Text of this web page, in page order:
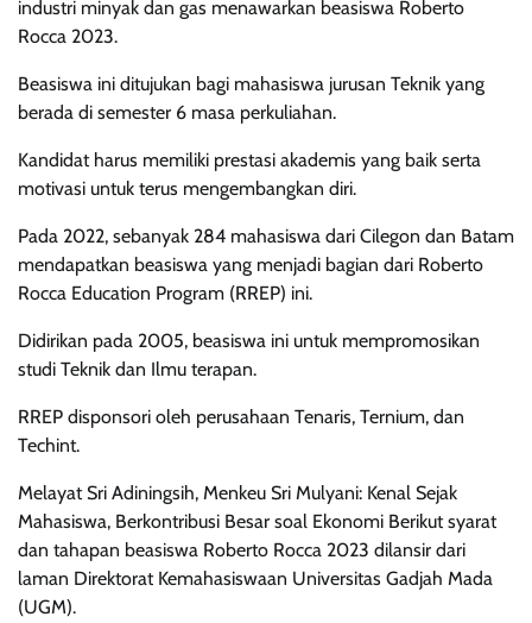
industri minyak dan gas menawarkan beasiswa Roberto
Rocca 2023.
Beasiswa ini ditujukan bagi mahasiswa jurusan Teknik yang
berada di semester 6 masa perkuliahan.
Kandidat harus memiliki prestasi akademis yang baik serta
motivasi untuk terus mengembangkan diri.
Pada 2022, sebanyak 284 mahasiswa dari Cilegon dan Batam
mendapatkan beasiswa yang menjadi bagian dari Roberto
Rocca Education Program (RREP) ini.
Didirikan pada 2005, beasiswa ini untuk mempromosikan
studi Teknik dan Ilmu terapan.
RREP disponsori oleh perusahaan Tenaris, Ternium, dan
Techint.
Melayat Sri Adiningsih, Menkeu Sri Mulyani: Kenal Sejak
Mahasiswa, Berkontribusi Besar soal Ekonomi Berikut syarat
dan tahapan beasiswa Roberto Rocca 2023 dilansir dari
laman Direktorat Kemahasiswaan Universitas Gadjah Mada
(UGM).